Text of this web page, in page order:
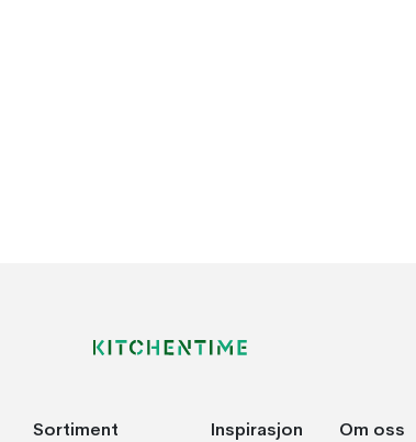
Sortiment Inspirasjon Om oss